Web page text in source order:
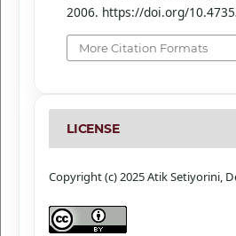
2006. https://doi.org/
More Citation Formats
LICENSE
Copyright (c) 2025 Atik Setiyorini,